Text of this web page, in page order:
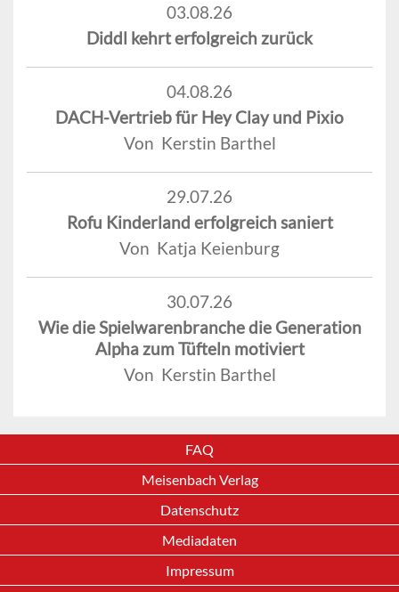
03.08.26
Diddl kehrt erfolgreich zurück
04.08.26
DACH-Vertrieb für Hey Clay und Pixio
Von Kerstin Barthel
29.07.26
Rofu Kinderland erfolgreich saniert
Von Katja Keienburg
30.07.26
Wie die Spielwarenbranche die Generation
Alpha zum Tüfteln motiviert
Von Kerstin Barthel
FAQ
Meisenbach Verlag
Datenschutz
Mediadaten
Impressum